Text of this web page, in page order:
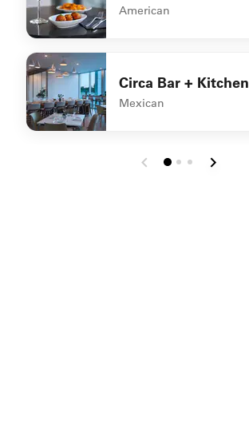
American
undefined AC Bar + Kitchen
Circa Bar + Kitchen
Mexican